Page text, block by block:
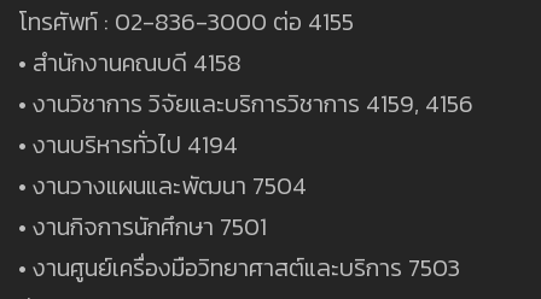
โทรศัพท์ : 02-836-3000 ต่อ 4155
• สำนักงานคณบดี 4158
• งานวิชาการ วิจัยและบริการวิชาการ 4159, 4156
• งานบริหารทั่วไป 4194
• งานวางแผนและพัฒนา 7504
• งานกิจการนักศึกษา 7501
• งานศูนย์เครื่องมือวิทยาศาสต์และบริการ 7503